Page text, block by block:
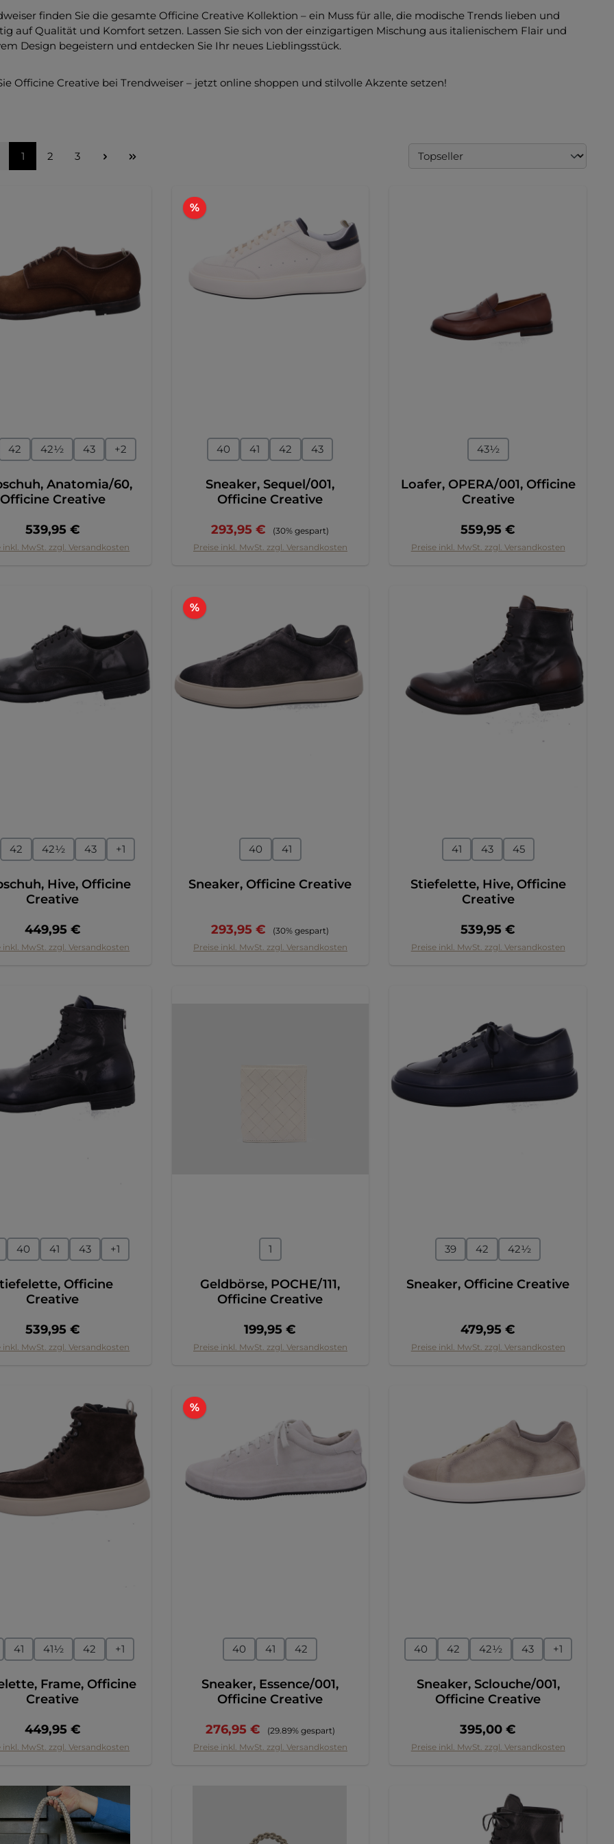
finden Sie die gesamte Officine Creative Kollektion – ein Muss für alle, die modische Trends lieben und
auf Qualität und Komfort setzen. Lassen Sie sich von der einzigartigen Mischung aus italienischem Flair und
Design begeistern und entdecken Sie Ihr neues Lieblingsstück.
Officine Creative bei Trendweiser – jetzt online shoppen und stilvolle Akzente setzen!
Seite
1 Seite
2 Seite
3
auswählen
42 42½ 43 +2
Anatomia/60,
Officine Creative
Regulärer Preis:
539,95 €
inkl. MwSt. zzgl. Versandkosten
%Rabatt
Größe auswählen
40 41 42 43
Sneaker, Sequel/001,
Officine Creative
Verkaufspreis:
293,95 € Regulärer Preis:
(30% gespart)
Preise inkl. MwSt. zzgl. Versandkosten
auswählen
43½
Loafer, OPERA/001, Officine
Creative
Regulärer Preis:
559,95 €
Preise inkl. MwSt. zzgl. Versandkosten
auswählen
42 42½ 43 +1
Hive, Officine
Creative
Regulärer Preis:
449,95 €
inkl. MwSt. zzgl. Versandkosten
%Rabatt
auswählen
40 41
Sneaker, Officine Creative
Verkaufspreis:
293,95 € Regulärer Preis:
(30% gespart)
Preise inkl. MwSt. zzgl. Versandkosten
auswählen
41 43 45
Stiefelette, Hive, Officine
Creative
Regulärer Preis:
539,95 €
Preise inkl. MwSt. zzgl. Versandkosten
auswählen
40 41 43 +1
Officine
Creative
Regulärer Preis:
539,95 €
inkl. MwSt. zzgl. Versandkosten
auswählen
1
Geldbörse, POCHE/111,
Officine Creative
Regulärer Preis:
199,95 €
Preise inkl. MwSt. zzgl. Versandkosten
Größeauswählen
39 42 42½
Sneaker, Officine Creative
Regulärer Preis:
479,95 €
Preise inkl. MwSt. zzgl. Versandkosten
auswählen
41 41½ 42 +1
Frame, Officine
Creative
Regulärer Preis:
449,95 €
inkl. MwSt. zzgl. Versandkosten
%Rabatt
Größeauswählen
40 41 42
Sneaker, Essence/001,
Officine Creative
Verkaufspreis:
276,95 € Regulärer Preis:
(29.89% gespart)
Preise inkl. MwSt. zzgl. Versandkosten
Größeauswählen
40 42 42½ 43 +1
Sneaker, Sclouche/001,
Officine Creative
Regulärer Preis:
395,00 €
Preise inkl. MwSt. zzgl. Versandkosten